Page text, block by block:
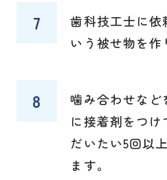
歯科技工士に依
いう被せ物を作
噛み合わせなど
に接着剤をつけ
だいたい5回以
ます。